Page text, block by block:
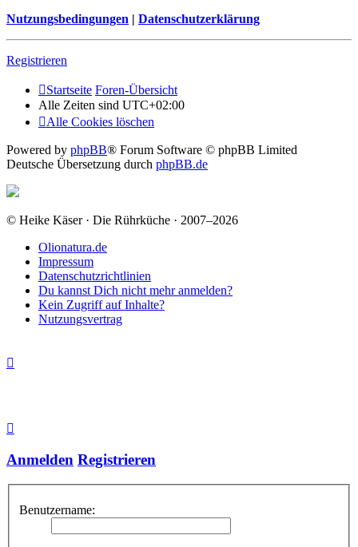
Nutzungsbedingungen | Datenschutzerklärung
Registrieren
Startseite Foren-Übersicht
Alle Zeiten sind UTC+02:00
Alle Cookies löschen
Powered by phpBB® Forum Software © phpBB Limited
Deutsche Übersetzung durch phpBB.de
© Heike Käser · Die Rührküche · 2007–2026
Olionatura.de
Impressum
Datenschutzrichtlinien
Du kannst Dich nicht mehr anmelden?
Kein Zugriff auf Inhalte?
Nutzungsvertrag
Anmelden Registrieren
Benutzername: